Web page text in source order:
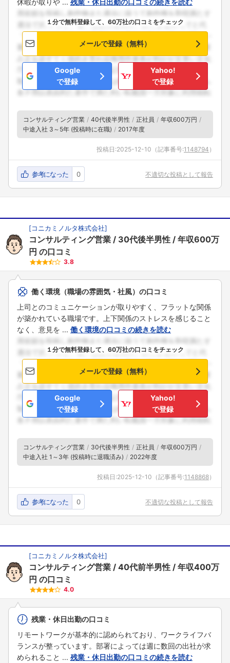
１分で無料登録して、60万社の口コミをチェック
メールで登録（無料）
Google
で登録
Yahoo!
で登録
コンサルティング営業 40代後半男性 正社員
年収600万円
中途入社 3～5年 (投稿時に在職)
2017年度
投稿日:2025-12-10 （記事番号:1148794 ）
参考になった 0 不適切な投稿として報告
[コニカミノルタ株式会社]
コンサルティング営業 30代後半男性
年収600万
円 の口コミ
3.8
働く環境（職場の雰囲気・社風）の口コミ
上司とのコミュニケーションが取りやすく、フラットな関係
が築かれている職場です。上下関係のストレスを感じること
なく、意見を ... 働く環境の口コミの続きを読む
１分で無料登録して、60万社の口コミをチェック
メールで登録（無料）
Google
で登録
Yahoo!
で登録
コンサルティング営業 30代後半男性 正社員
年収600万円
中途入社 1～3年 (投稿時に退職済み)
2022年度
投稿日:2025-12-10 （記事番号:1148868）
参考になった 0 不適切な投稿として報告
[コニカミノルタ株式会社]
コンサルティング営業 40代前半男性
年収400万
円 の口コミ
4.0
残業・休日出勤の口コミ
リモートワークが基本的に認められており、ワークライフバ
ランスが整っています。部署によっては週に数回の出社が求
められること ... 残業・休日出勤の口コミの続きを読む